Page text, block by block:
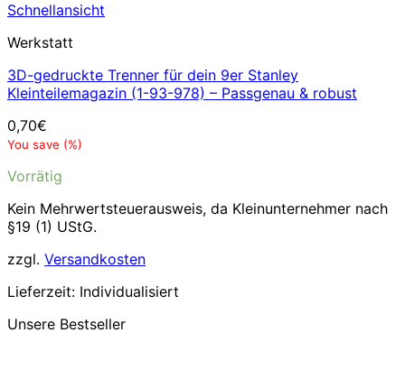
Schnellansicht
Werkstatt
3D-gedruckte Trenner für dein 9er Stanley
Kleinteilemagazin (1-93-978) – Passgenau & robust
0,70€
You save (%)
Vorrätig
Kein Mehrwertsteuerausweis, da Kleinunternehmer nach
§19 (1) UStG.
zzgl. Versandkosten
Lieferzeit: Individualisiert
Unsere Bestseller